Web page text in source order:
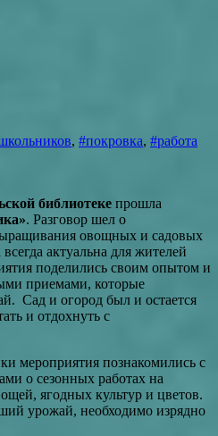
, #покровка, #работа
библиотеке прошла
. Разговор шел о
овощных и садовых
актуальна для жителей
поделились своим опытом и
приемами, которые
Сад и огород был и остается
и отдохнуть с
мероприятия познакомились с
о сезонных работах на
ягодных культур и цветов.
урожай, необходимо изрядно